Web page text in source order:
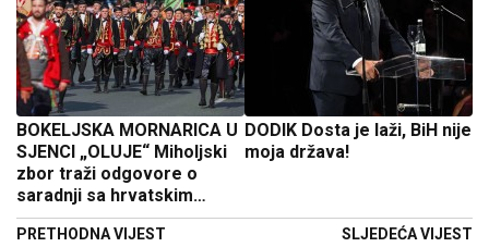
BOKELЈSKA MORNARICA U
SJENCI „OLUJE“ Miholjski
zbor traži odgovore o
saradnji sa hrvatskim
bratovštinama
PRETHODNA VIJEST
DODIK Dosta je laži, BiH nije
moja država!
SLJEDEĆA VIJEST